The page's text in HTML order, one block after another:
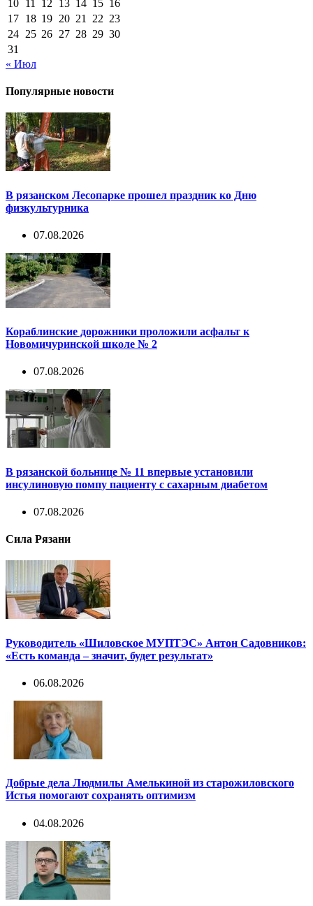
10 11 12 13 14 15 16
17 18 19 20 21 22 23
24 25 26 27 28 29 30
31
« Июл
Популярные новости
В рязанском Лесопарке прошел праздник ко Дню
физкультурника
07.08.2026
Кораблинские дорожники проложили асфальт к
Новомичуринской школе № 2
07.08.2026
В рязанской больнице № 11 впервые установили
инсулиновую помпу пациенту с сахарным диабетом
07.08.2026
Сила Рязани
Руководитель «Шиловское МУПТЭС» Антон Садовников:
«Есть команда – значит, будет результат»
06.08.2026
Добрые дела Людмилы Амелькиной из старожиловского
Истья помогают сохранять оптимизм
04.08.2026